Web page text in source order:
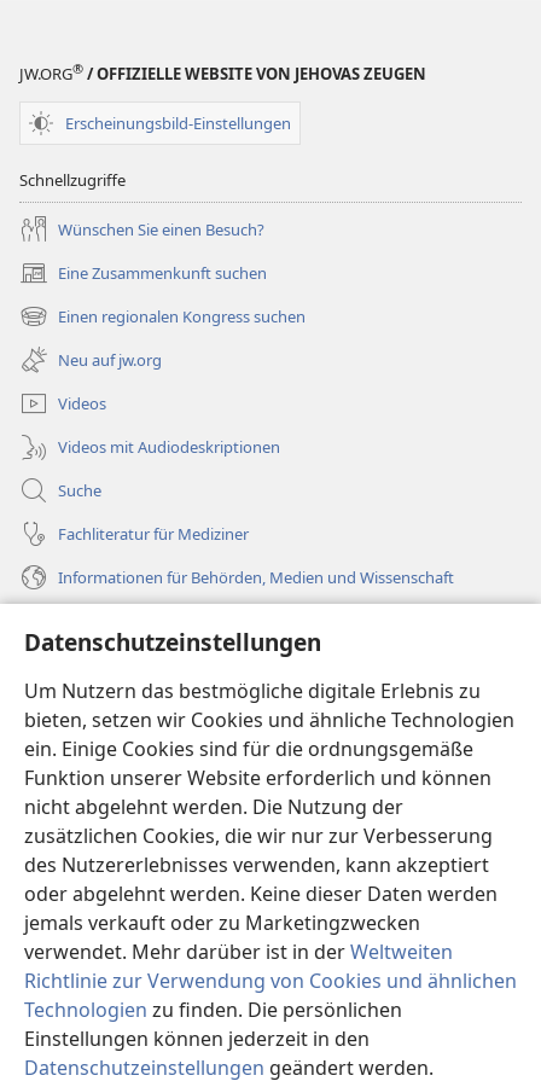
Datenschutzeinstellungen
Um Nutzern das bestmögliche digitale Erlebnis zu
bieten, setzen wir Cookies und ähnliche Technologien
ein. Einige Cookies sind für die ordnungsgemäße
Funktion unserer Website erforderlich und können
nicht abgelehnt werden. Die Nutzung der
zusätzlichen Cookies, die wir nur zur Verbesserung
des Nutzererlebnisses verwenden, kann akzeptiert
oder abgelehnt werden. Keine dieser Daten werden
jemals verkauft oder zu Marketingzwecken
verwendet. Mehr darüber ist in derWeltweiten
Richtlinie zur Verwendung von Cookies und ähnlichen
Technologien zu finden. Die persönlichen
Einstellungen können jederzeit in den
Datenschutzeinstellungen geändert werden.
JW.ORG® / OFFIZIELLE WEBSITE VON JEHOVAS ZEUGEN
Erscheinungsbild-Einstellungen
Schnellzugriffe
Wünschen Sie einen Besuch?
Eine Zusammenkunft suchen
(öffnet
neues
Fenster)
Einen regionalen Kongress suchen
(öffnet
neues
Fenster)
Neu auf jw.org
Videos
Videos mit Audiodeskriptionen
Suche
Fachliteratur für Mediziner
Informationen für Behörden, Medien und Wissenschaft
Spenden
(öffnet
neues
Fenster)Wachtturm ONLINE-BIBLIOTHEK
(öffnet
neues
Fenster)JW Hub®
(öffnet
neues
Fenster)JW Library
Watchtower Library ®
Copyright© 2026 Watch Tower Bible and Tract Society of Pennsylvania.
NUTZUNGSBEDINGUNGEN
DATENSCHUTZERKLÄRUNG
DATENSCHUTZEINSTELLUNGEN